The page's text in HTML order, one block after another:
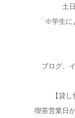
土
※学生に
ブログ、
【貸
喫茶営業日